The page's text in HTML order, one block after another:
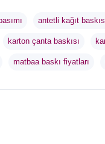
antetli kağıt
karton çanta baskısı
matbaa baskı fiyatları